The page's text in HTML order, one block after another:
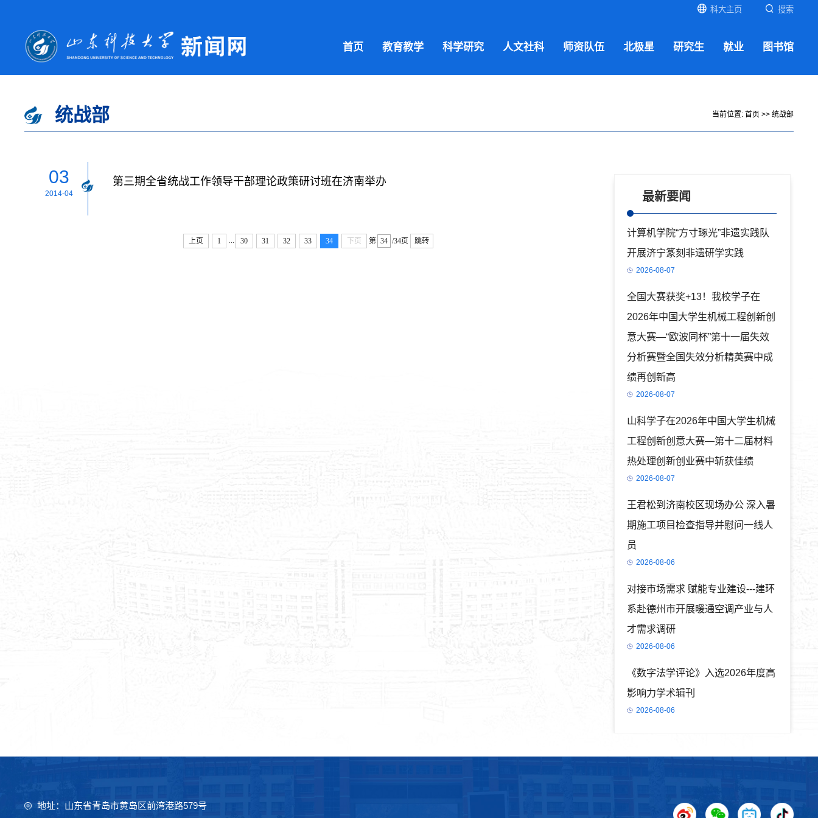
科大主页 搜索
首页 教育教学 科学研究 人文社科 师资队伍 北极星 研究生 就业 图书馆
统战部 当前位置: 首页 >> 统战部
03
2014-04
第三期全省统战工作领导干部理论政策研讨班在济南举办
上页 1 30 31 32 33 34 下页 第 /34页 跳转
最新要闻
计算机学院“方寸琢光”非遗实践队
开展济宁篆刻非遗研学实践
2026-08-07
全国大赛获奖+13！我校学子在
2026年中国大学生机械工程创新创
意大赛—“欧波同杯”第十一届失效
分析赛暨全国失效分析精英赛中成
绩再创新高
2026-08-07
山科学子在2026年中国大学生机械
工程创新创意大赛—第十二届材料
热处理创新创业赛中斩获佳绩
2026-08-07
王君松到济南校区现场办公 深入暑
期施工项目检查指导并慰问一线人
员
2026-08-06
对接市场需求 赋能专业建设---建环
系赴德州市开展暖通空调产业与人
才需求调研
2026-08-06
《数字法学评论》入选2026年度高
影响力学术辑刊
2026-08-06
地址：山东省青岛市黄岛区前湾港路579号